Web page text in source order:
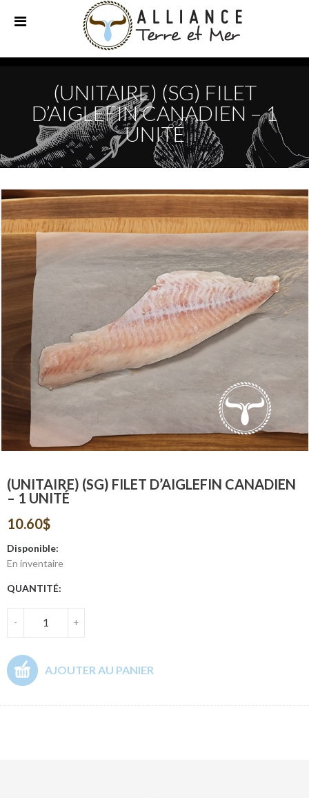
(UNITAIRE) (SG) FILET
D’AIGLEFIN CANADIEN – 1
UNITÉ
(UNITAIRE) (SG) FILET D’AIGLEFIN CANADIEN
– 1 UNITÉ
10.60$
Disponible:
En inventaire
QUANTITÉ:
- +
AJOUTER AU PANIER